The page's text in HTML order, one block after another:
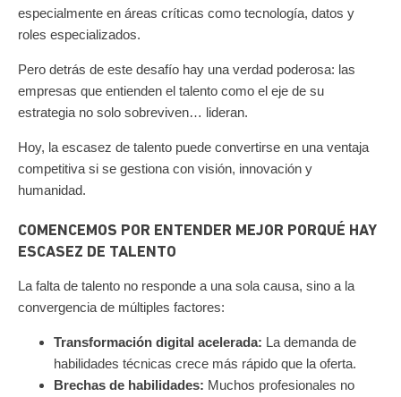
especialmente en áreas críticas como tecnología, datos y
roles especializados.
Pero detrás de este desafío hay una verdad poderosa: las
empresas que entienden el talento como el eje de su
estrategia no solo sobreviven… lideran.
Hoy, la escasez de talento puede convertirse en una ventaja
competitiva si se gestiona con visión, innovación y
humanidad.
COMENCEMOS POR ENTENDER MEJOR PORQUÉ HAY
ESCASEZ DE TALENTO
La falta de talento no responde a una sola causa, sino a la
convergencia de múltiples factores:
Transformación digital acelerada: La demanda de
habilidades técnicas crece más rápido que la oferta.
Brechas de habilidades: Muchos profesionales no